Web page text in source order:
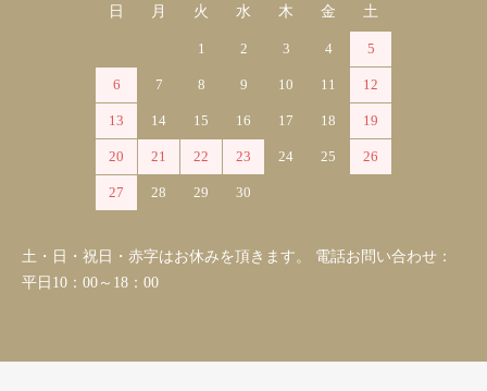
日 月 火 水 木 金 土
1 2 3 4 5
6 7 8 9 10 11 12
13 14 15 16 17 18 19
20 21 22 23 24 25 26
27 28 29 30
土・日・祝日・赤字はお休みを頂きます。 電話お問い合わせ：
平日10：00～18：00